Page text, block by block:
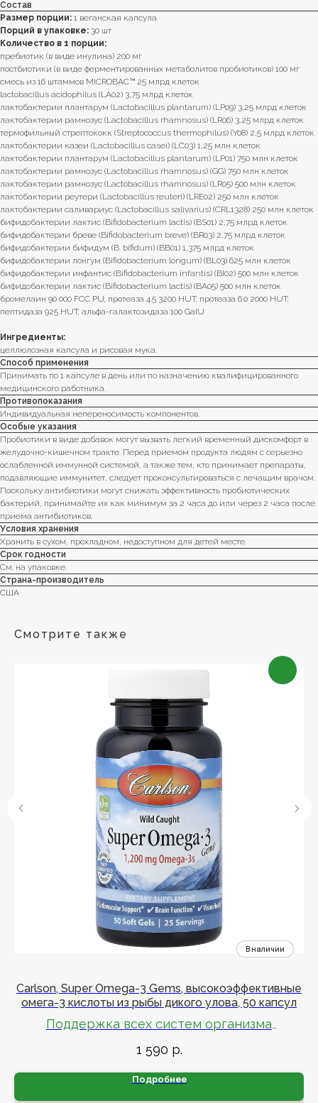
Состав
Размер порции: 1 веганская капсула
Порций в упаковке: 30 шт
Количество в 1 порции:
пребиотик (в виде инулина) 200 мг
постбиотики (в виде ферментированных метаболитов пробиотиков) 100 мг
смесь из 16 штаммов MICROBAC™ 25 млрд клеток
lactobacillus acidophilus (LA02) 3,75 млрд клеток
лактобактерии плантарум (Lactobacillus plantarum) (LP09) 3,25 млрд клеток
лактобактерии рамнозус (Lactobacillus rhamnosus) (LR06) 3,25 млрд клеток
термофильный стрептококк (Streptococcus thermophilus) (Y08) 2,5 млрд клеток
лактобактерии казеи (Lactobacillus casei) (LC03) 1,25 млн клеток
лактобактерии плантарум (Lactobacillus plantarum) (LP01) 750 млн клеток
лактобактерии рамнозус (Lactobacillus rhamnosus) (GG) 750 млн клеток
лактобактерии рамнозус (Lactobacillus rhamnosus) (LR05) 500 млн клеток
лактобактерии реутери (Lactobacillus reuteri) (LRE02) 250 млн клеток
лактобактерии саливариус (Lactobacillus salivarius) (CRL1328) 250 млн клеток
бифидобактерии лактис (Bifidobacterium lactis) (BS01) 2,75 млрд клеток
бифидобактерии бреве (Bifidobacterium breve) (BR03) 2,75 млрд клеток
бифидобактерии бифидум (B. bifidum) (BB01) 1,375 млрд клеток
бифидобактерии лонгум (Bifidobacterium longum) (BL03) 625 млн клеток
бифидобактерии инфантис (Bifidobacterium infantis) (BI02) 500 млн клеток
бифидобактерии лактис (Bifidobacterium lactis) (BA05) 500 млн клеток
бромелаин 90 000 FCC PU; протеаза 4.5 3200 HUT; протеаза 6.0 2000 HUT;
пептидаза 925 HUT; альфа-галактозидаза 100 GaIU
Ингредиенты:
целлюлозная капсула и рисовая мука.
Способ применения
Принимать по 1 капсуле в день или по назначению квалифицированного
медицинского работника.
Противопоказания
Индивидуальная непереносимость компонентов.
Особые указания
Пробиотики в виде добавок могут вызвать легкий временный дискомфорт в
желудочно-кишечном тракте. Перед приемом продукта людям с серьезно
ослабленной иммунной системой, а также тем, кто принимает препараты,
подавляющие иммунитет, следует проконсультироваться с лечащим врачом.
Поскольку антибиотики могут снижать эффективность пробиотических
бактерий, принимайте их как минимум за 2 часа до или через 2 часа после
приема антибиотиков.
Условия хранения
Хранить в сухом, прохладном, недоступном для детей месте.
Срок годности
См. на упаковке.
Страна-производитель
США
Смотрите также
Carlson, Super Omega-3 Gems, высокоэффективные
омега-3 кислоты из рыбы дикого улова, 50 капсул
Поддержка всех систем организма
Содержит полезные омега-3 ЭПК и витамин Е
1 590 р.
Подробнее